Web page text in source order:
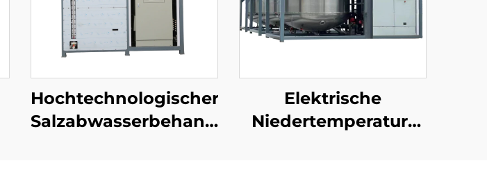
Hochtechnologischer
Salzabwasserbehandlungsverdunster
Elektrische
Niedertemperatur-